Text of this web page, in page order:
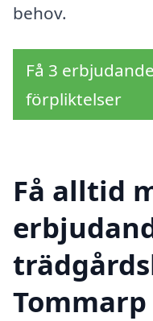
behov.
Få 3
förpliktelser
Få alltid
Tommarp